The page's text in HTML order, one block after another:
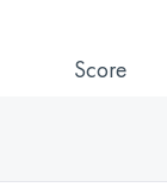
Score